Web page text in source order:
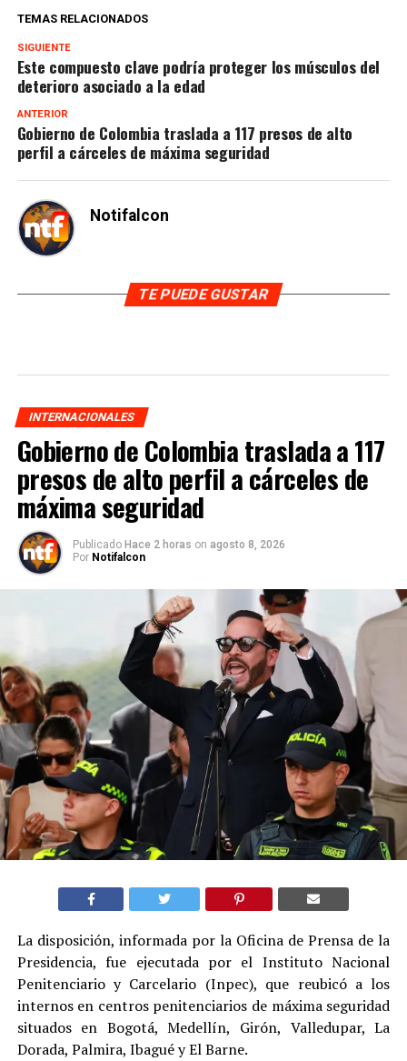
TEMAS RELACIONADOS
SIGUIENTE
Este compuesto clave podría proteger los músculos del
deterioro asociado a la edad
ANTERIOR
Gobierno de Colombia traslada a 117 presos de alto
perfil a cárceles de máxima seguridad
Notifalcon
TE PUEDE GUSTAR
INTERNACIONALES
Gobierno de Colombia traslada a 117
presos de alto perfil a cárceles de
máxima seguridad
Publicado Hace 2 horas on agosto 8, 2026
Por Notifalcon
La disposición, informada por la Oficina de Prensa de la
Presidencia, fue ejecutada por el Instituto Nacional
Penitenciario y Carcelario (Inpec), que reubicó a los
internos en centros penitenciarios de máxima seguridad
situados en Bogotá, Medellín, Girón, Valledupar, La
Dorada, Palmira, Ibagué y El Barne.